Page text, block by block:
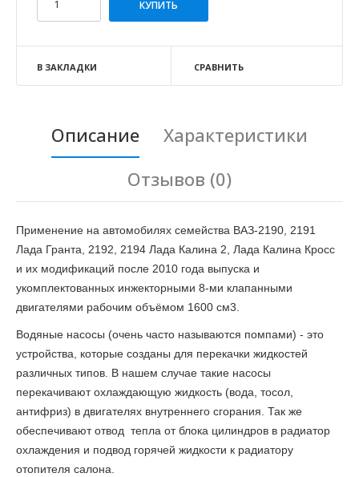
В ЗАКЛАДКИ СРАВНИТЬ
Описание
Характеристики
Отзывов (0)
Применение на автомобилях семейства ВАЗ-2190, 2191
Лада Гранта, 2192, 2194 Лада Калина 2, Лада Калина Кросс
и их модификаций после 2010 года выпуска и
укомплектованных инжекторными 8-ми клапанными
двигателями рабочим объёмом 1600 см3.
Водяные насосы (очень часто называются помпами) - это
устройства, которые созданы для перекачки жидкостей
различных типов. В нашем случае такие насосы
перекачивают охлаждающую жидкость (вода, тосол,
антифриз) в двигателях внутреннего сгорания. Так же
обеспечивают отвод тепла от блока цилиндров в радиатор
охлаждения и подвод горячей жидкости к радиатору
отопителя салона.